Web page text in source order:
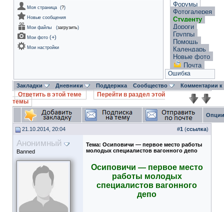
Моя страница (?)
Новые сообщения
Мои файлы
(загрузить)
Мои фото (+)
Мои настройки
Форумы
Фотогалерея
Студенту
Дороги
Группы
Помощь
Календарь
Новые фото
Почта
Ошибка
Закладки Дневники Поддержка Сообщество Комментарии
Ответить в этой теме
Перейти в раздел этой
темы
21.10.2014, 20:04 #1 (ссылка)
Анонимный
Banned
Тема: Осиповичи — первое место работы
молодых специалистов вагонного депо
Осиповичи — первое место
работы молодых
специалистов вагонного
депо